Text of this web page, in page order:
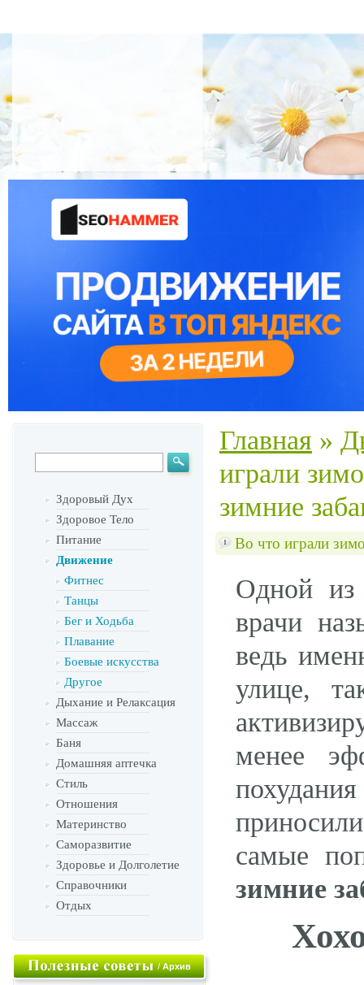
Здоровый Дух
Здоровое Тело
Питание
Движение
Фитнес
Танцы
Бег и Ходьба
Плавание
Боевые искусства
Другое
Дыхание и Релаксация
Массаж
Баня
Домашняя аптечка
Стиль
Отношения
Материнство
Саморазвитие
Здоровье и Долголетие
Справочники
Отдых
/Архив
Главная »
играли
зимние
Во что играли
Одной из
врачи
ведь
улице,
менее
самые
зимние